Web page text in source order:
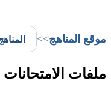
موقع المناهج>>
ملفات